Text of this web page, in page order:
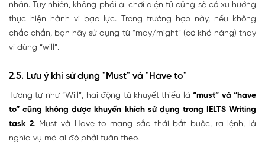
nhân. Tuy nhiên, không phải ai chơi điện tử cũng sẽ có xu hướng
thực hiện hành vi bạo lực. Trong trường hợp này, nếu không
chắc chắn, bạn hãy sử dụng từ “may/might” (có khả năng) thay
vì dùng “will”.
2.5. Lưu ý khi sử dụng "Must" và "Have to"
Tương tự như “Will”, hai động từ khuyết thiếu là“must” và “have
to” cũng không được khuyến khích sử dụng trong IELTS Writing
task 2. Must và Have to mang sắc thái bắt buộc, ra lệnh, là
nghĩa vụ mà ai đó phải tuân theo.